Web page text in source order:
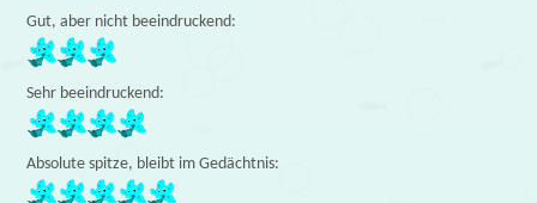
Gut, aber nicht beeindruckend:
Sehr beeindruckend:
Absolute spitze, bleibt im Gedächtnis: